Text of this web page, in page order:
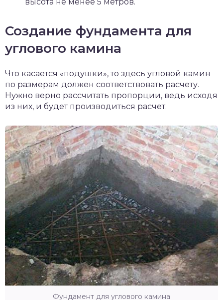
Создание фундамента для
углового камина
Что касается «подушки», то здесь угловой камин
по размерам должен соответствовать расчету.
Нужно верно рассчитать пропорции, ведь исходя
из них, и будет производиться расчет.
Фундамент для углового камина